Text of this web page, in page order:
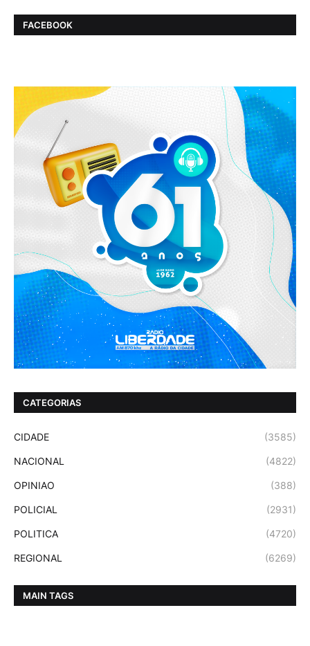
FACEBOOK
CATEGORIAS
CIDADE (3585)
NACIONAL (4822)
OPINIAO (388)
POLICIAL (2931)
POLITICA (4720)
REGIONAL (6269)
MAIN TAGS